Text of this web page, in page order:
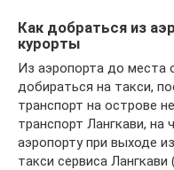
Как добраться из
курорты
Из аэропорта до места
добираться на такси,
транспорт на острове
транспорт Лангкави,
аэропорту при выходе
такси сервиса Лангкави